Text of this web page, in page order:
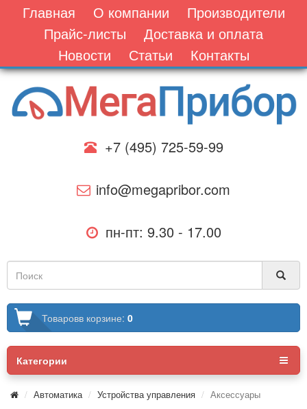
Главная О компании
Производители
Прайс-листы
Доставка и оплата
Новости
Статьи Контакты
+7 (495) 725-59-99
info@megapribor.com
пн-пт: 9.30 - 17.00
Товаровв корзине: 0
Категории
Автоматика Устройства управления Аксессуары